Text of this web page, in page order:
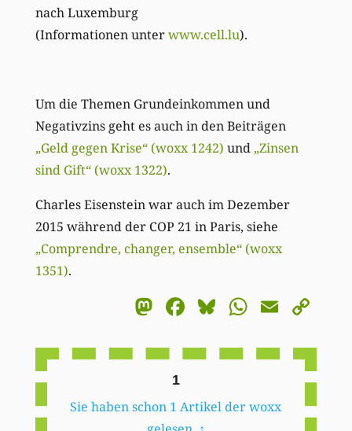
nach Luxemburg
(Informationen unterwww.cell.lu).
Um die Themen Grundeinkommen und
Negativzins geht es auch in den Beiträgen
„Geld gegen Krise“ (woxx 1242) und „Zinsen
sind Gift“ (woxx 1322).
Charles Eisenstein war auch im Dezember
2015 während der COP 21 in Paris, siehe
„Comprendre, changer, ensemble“ (woxx
1351).
Mastodon
Facebook
BlueskyEmail
1
Sie haben schon 1 Artikel der woxx